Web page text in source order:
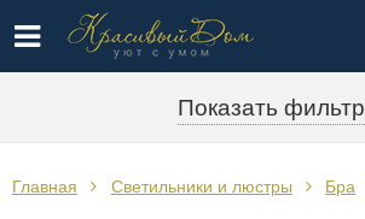
Показать фильтр
Главная Светильники и люстры Бра